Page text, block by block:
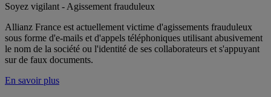
Soyez vigilant - Agissement frauduleux
Allianz France est actuellement victime d'agissements frauduleux
sous forme d'e-mails et d'appels téléphoniques utilisant abusivement
le nom de la société ou l'identité de ses collaborateurs et s'appuyant
sur de faux documents.
En savoir plus